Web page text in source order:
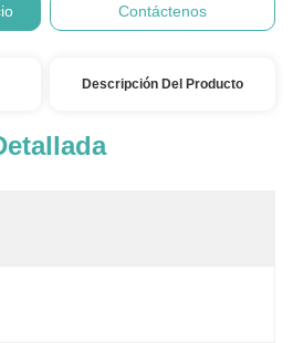
Contáctenos
Descripción Del Producto